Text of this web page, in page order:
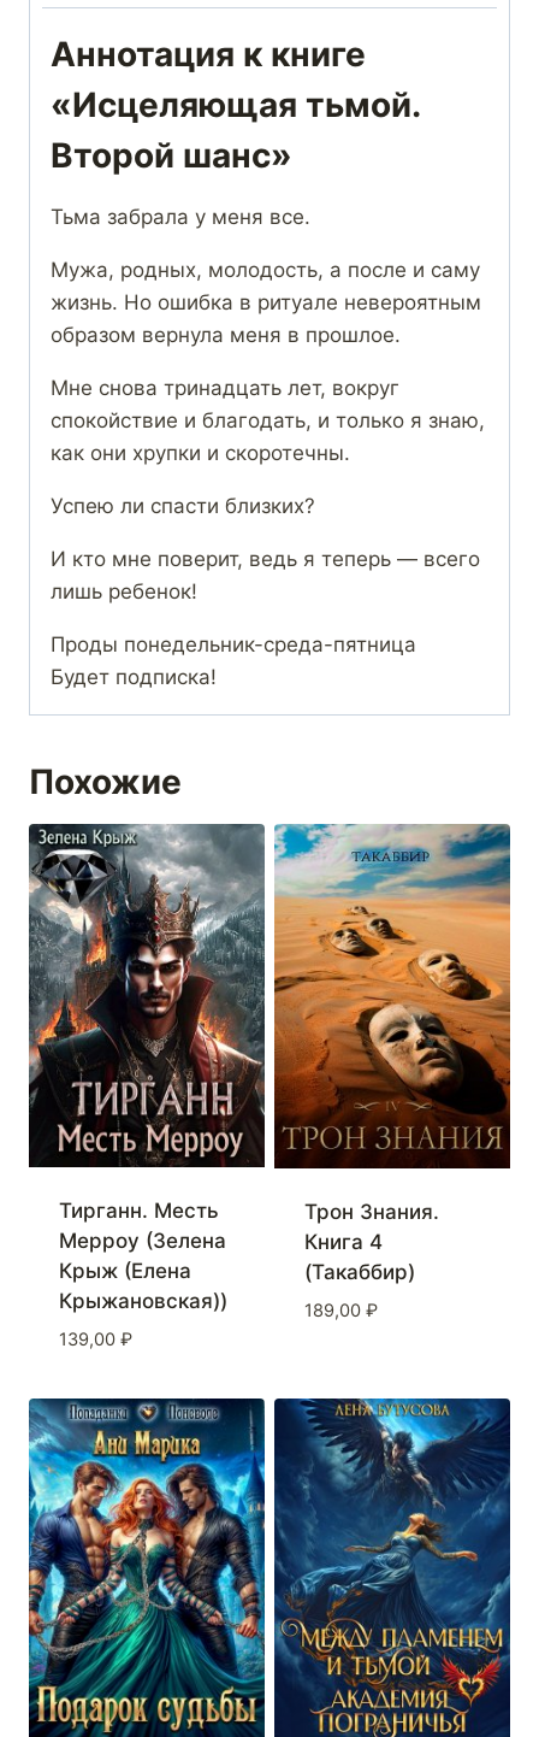
Аннотация к книге
«Исцеляющая тьмой.
Второй шанс»
Тьма забрала у меня все.
Мужа, родных, молодость, а после и саму
жизнь. Но ошибка в ритуале невероятным
образом вернула меня в прошлое.
Мне снова тринадцать лет, вокруг
спокойствие и благодать, и только я знаю,
как они хрупки и скоротечны.
Успею ли спасти близких?
И кто мне поверит, ведь я теперь — всего
лишь ребенок!
Проды понедельник-среда-пятница
Будет подписка!
Похожие
Тирганн. Месть
Мерроу (Зелена
Крыж (Елена
Крыжановская))
139,00 ₽
Трон Знания.
Книга 4
(Такаббир)
189,00 ₽